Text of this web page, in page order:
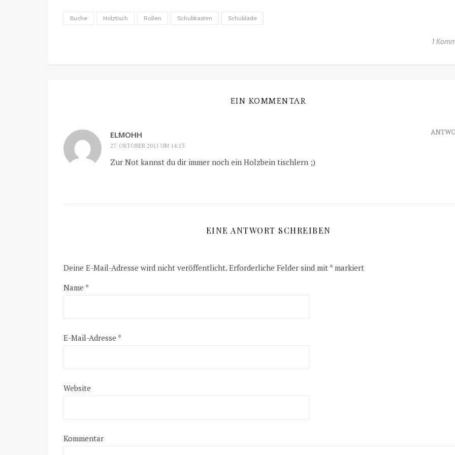
Buche Holztisch Rollen Schubkasten Schublade
1
EIN KOMMENTAR
ELMOHH
27. OKTOBER 2011 UM 14:13
Zur Not kannst du dir immer noch ein Holzbein tischlern ;)
EINE ANTWORT SCHREIBEN
Deine E-Mail-Adresse wird nicht veröffentlicht. Erforderliche Felder sind mit * markiert
Name *
E-Mail-Adresse *
Website
Kommentar